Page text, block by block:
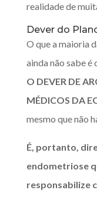
realidade de
Dever do
O que a maioria
ainda não sabe é
O DEVER DE
MÉDICOS DA
mesmo que não
É, portanto,
endometriose
responsabilize